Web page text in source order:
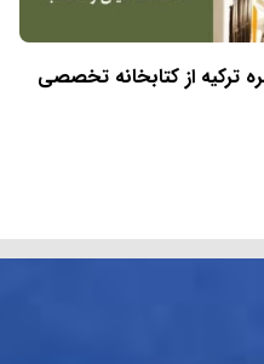
ترکیه از کتابخانه تخصصی